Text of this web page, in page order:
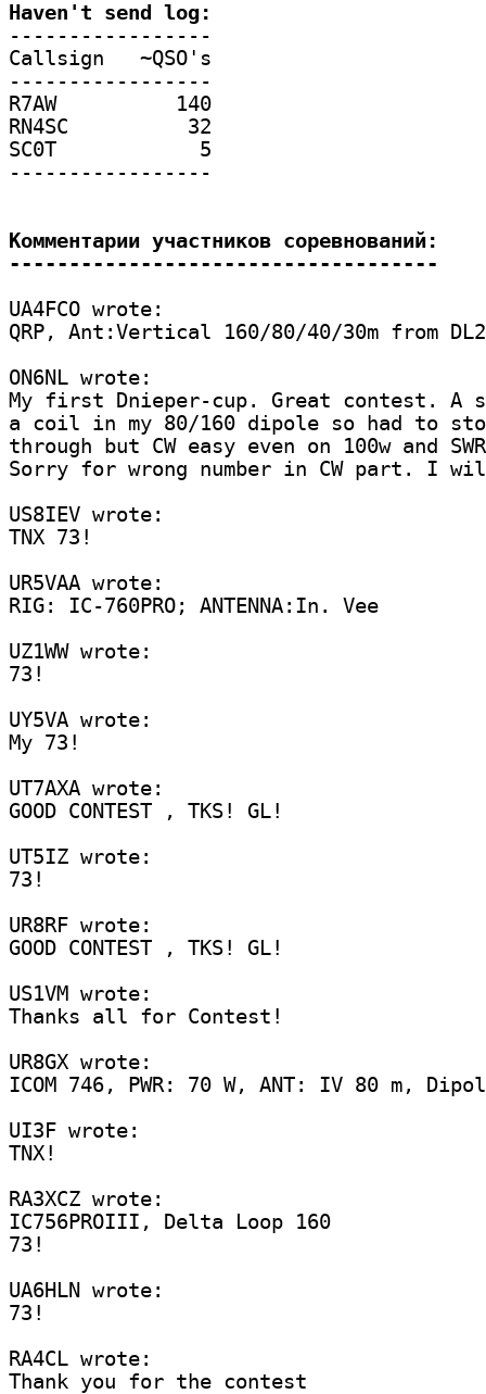
Haven't send log:
-----------------
Callsign   ~QSO's
-----------------
R7AW          140
RN4SC          32
SC0T            5
-----------------
Комментарии участников соревнований:
------------------------------------
UA4FCO wrote:
QRP, Ant:Vertical 160/80/40/30m from
ON6NL wrote:
My first Dnieper-cup. Great contest. A
a coil in my 80/160 dipole so had to
through but CW easy even on 100w and
Sorry for wrong number in CW part. I
US8IEV wrote:
TNX 73!
UR5VAA wrote:
RIG: IC-760PRO; ANTENNA:In. Vee
UZ1WW wrote:
73!
UY5VA wrote:
My 73!
UT7AXA wrote:
GOOD CONTEST , TKS! GL!
UT5IZ wrote:
73!
UR8RF wrote:
GOOD CONTEST , TKS! GL!
US1VM wrote:
Thanks all for Contest!
UR8GX wrote:
ICOM 746, PWR: 70 W, ANT: IV 80 m,
UI3F wrote:
TNX!
RA3XCZ wrote:
IC756PROIII, Delta Loop 160
73!
UA6HLN wrote:
73!
RA4CL wrote:
Thank you for the contest